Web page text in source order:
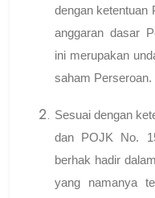
dengan ketentuan
anggaran dasar
ini merupakan
saham Perseroan.
Sesuai dengan
dan POJK No.
berhak hadir
yang namanya